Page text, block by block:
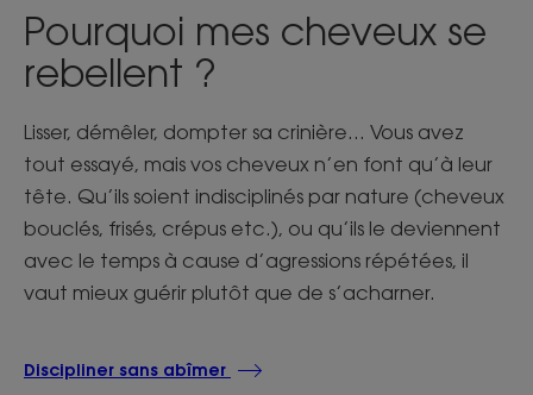
Pourquoi mes cheveux se
rebellent ?
Lisser, démêler, dompter sa crinière… Vous avez
tout essayé, mais vos cheveux n’en font qu’à leur
tête. Qu’ils soient indisciplinés par nature (cheveux
bouclés, frisés, crépus etc.), ou qu’ils le deviennent
avec le temps à cause d’agressions répétées, il
vaut mieux guérir plutôt que de s’acharner.
Discipliner sans abîmer